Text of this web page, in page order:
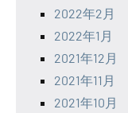
2022年2月
2022年1月
2021年12月
2021年11月
2021年10月